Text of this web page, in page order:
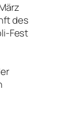
des
Fest